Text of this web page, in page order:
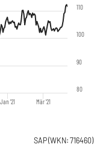
Jan '21 Mär '21
80
90
100
110
SAP(WKN: 716460)